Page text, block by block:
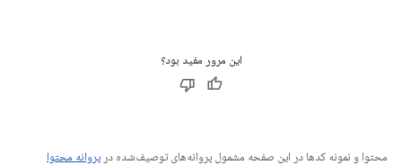
این مرور مفید بود؟
محتوا و نمونه کدها در این صفحه مشمول پروانه‌های توصیف‌شده در پروانه محتوا